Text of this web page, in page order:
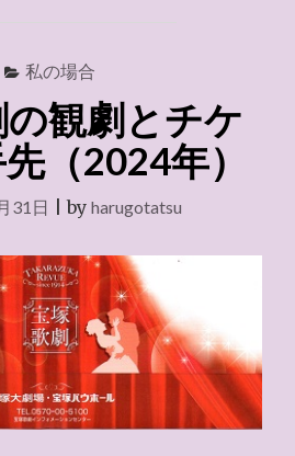
私の場合
観劇とチケ
（2024年）
31日 |by harugotatsu